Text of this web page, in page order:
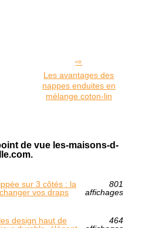
Les avantages des
nappes enduites en
mélange coton-lin
de vue les-maisons-d-
sur 3 côtés : la
vos draps
801
affichages
design haut de
464